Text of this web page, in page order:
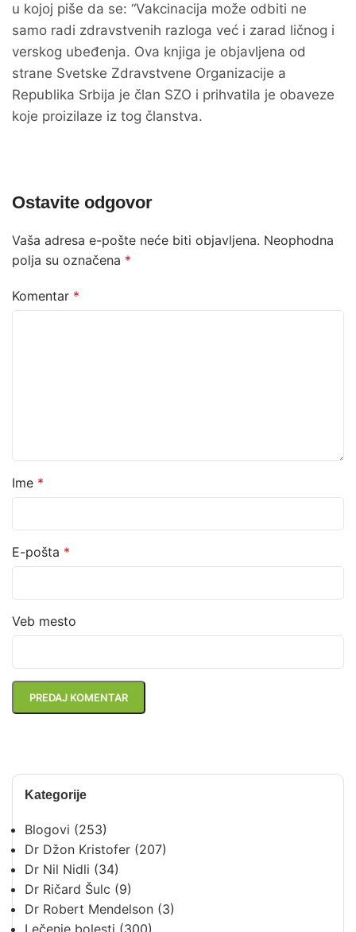
Kategorije
Blogovi (253)
Dr Džon Kristofer (207)
Dr Nil Nidli (34)
Dr Ričard Šulc (9)
Dr Robert Mendelson (3)
Lečenje bolesti (300)
u kojoj piše da se: “Vakcinacija može odbiti ne
samo radi zdravstvenih razloga već i zarad ličnog i
verskog ubeđenja. Ova knjiga je objavljena od
strane Svetske Zdravstvene Organizacije a
Republika Srbija je član SZO i prihvatila je obaveze
koje proizilaze iz tog članstva.
Ostavite odgovor
Vaša adresa e-pošte neće biti objavljena. Neophodna
polja su označena *
Komentar *
Ime *
E-pošta *
Veb mesto